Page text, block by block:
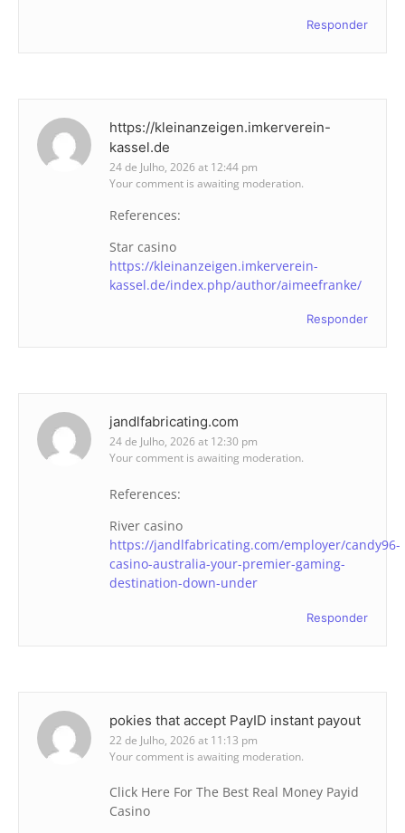
Responder
https://kleinanzeigen.imkerverein-
kassel.de
24 de Julho, 2026 at 12:44 pm
Your comment is awaiting moderation.
References:
Star casino
https://kleinanzeigen.imkerverein-
kassel.de/index.php/author/aimeefranke/
Responder
jandlfabricating.com
24 de Julho, 2026 at 12:30 pm
Your comment is awaiting moderation.
References:
River casino
https://jandlfabricating.com/employer/candy96-
casino-australia-your-premier-gaming-
destination-down-under
Responder
pokies that accept PayID instant payout
22 de Julho, 2026 at 11:13 pm
Your comment is awaiting moderation.
Click Here For The Best Real Money Payid
Casino